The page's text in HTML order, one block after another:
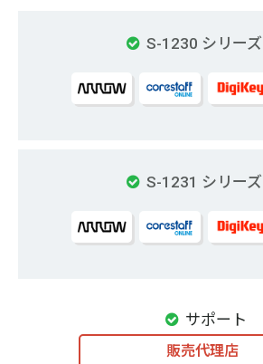
S-1230 シリーズ
S-1231 シリーズ
サポート
販売代理店